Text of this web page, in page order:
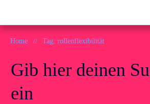
Home // Tag: rollenflexibilität
Gib hier deinen
ein